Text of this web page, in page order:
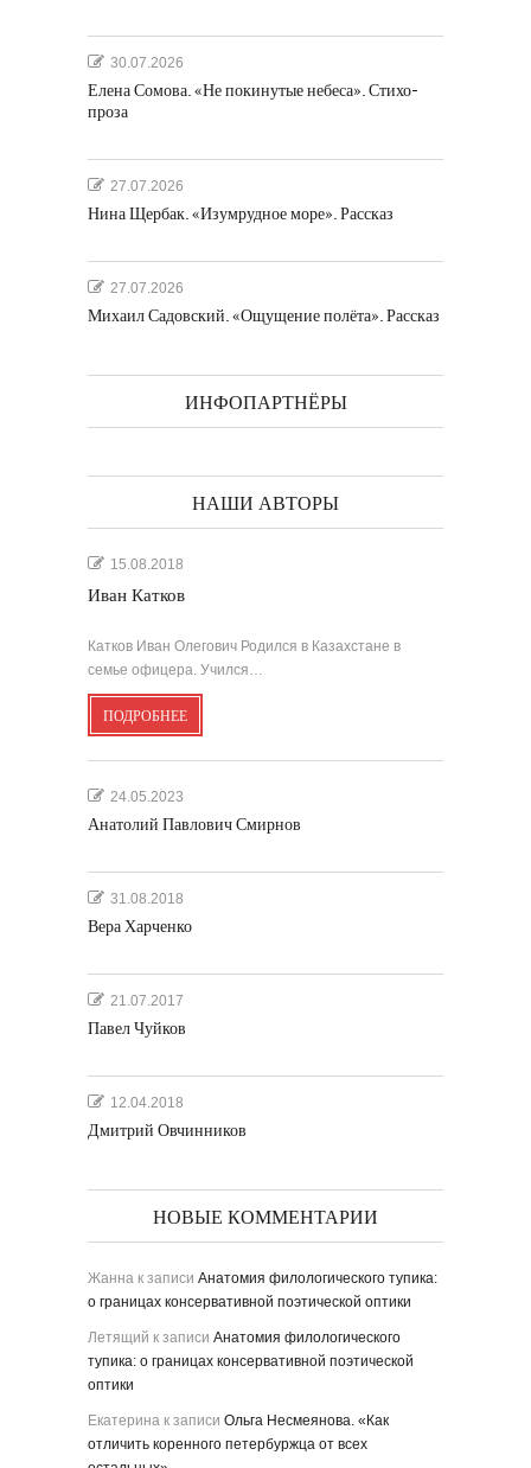
30.07.2026
Елена Сомова. «Не покинутые небеса». Стихо-
проза
27.07.2026
Нина Щербак. «Изумрудное море». Рассказ
27.07.2026
Михаил Садовский. «Ощущение полёта». Рассказ
ИНФОПАРТНЁРЫ
НАШИ АВТОРЫ
15.08.2018
Иван Катков
Катков Иван Олегович Родился в Казахстане в
семье офицера. Учился…
ПОДРОБНЕЕ
24.05.2023
Анатолий Павлович Смирнов
31.08.2018
Вера Харченко
21.07.2017
Павел Чуйков
12.04.2018
Дмитрий Овчинников
НОВЫЕ КОММЕНТАРИИ
Жанна к записи Анатомия филологического тупика:
о границах консервативной поэтической оптики
Летящий к записи Анатомия филологического
тупика: о границах консервативной поэтической
оптики
Екатерина к записи Ольга Несмеянова. «Как
отличить коренного петербуржца от всех